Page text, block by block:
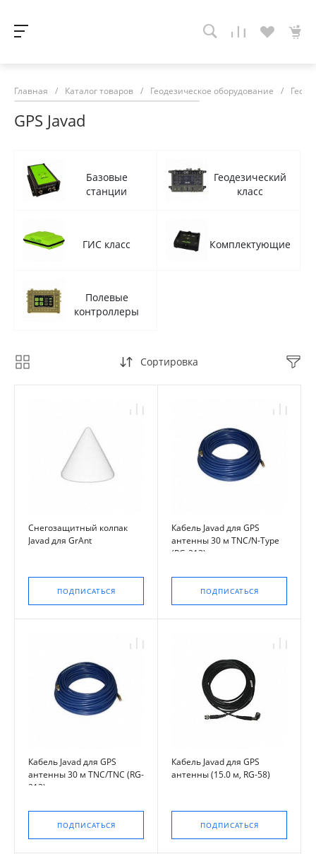
Главная / Каталог товаров / Геодезическое оборудование /
GPS Javad
Базовые
станции
Геодезический
класс
ГИС класс Комплектующие
Полевые
контроллеры
Сортировка
Снегозащитный колпак
Javad для GrAnt
ПОДПИСАТЬСЯ
Кабель Javad для GPS
антенны 30 м TNC/N-Type
(RG-213)
ПОДПИСАТЬСЯ
Кабель Javad для GPS
антенны 30 м TNC/TNC (RG-
213)
ПОДПИСАТЬСЯ
Кабель Javad для GPS
антенны (15.0 м, RG-58)
ПОДПИСАТЬСЯ